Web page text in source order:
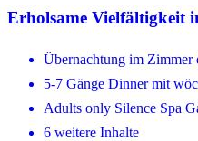
Erholsame Vielfältigkeit
Übernachtung im Zimmer
5-7 Gänge Dinner mit
Adults only Silence Spa
6 weitere Inhalte